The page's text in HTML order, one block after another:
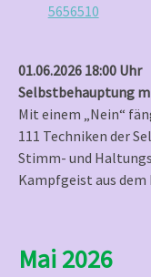
5656510
01.06.2026 18:00 Uhr
Selbstbehauptung
Mit einem „Nein“
111 Techniken der
Stimm- und
Kampfgeist aus
Mai 2026